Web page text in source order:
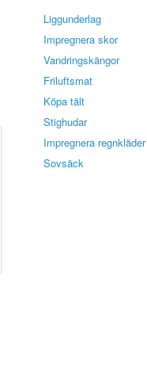
Liggunderlag
Impregnera skor
Vandringskängor
Friluftsmat
Köpa tält
Stighudar
Impregnera regnkläder
Sovsäck